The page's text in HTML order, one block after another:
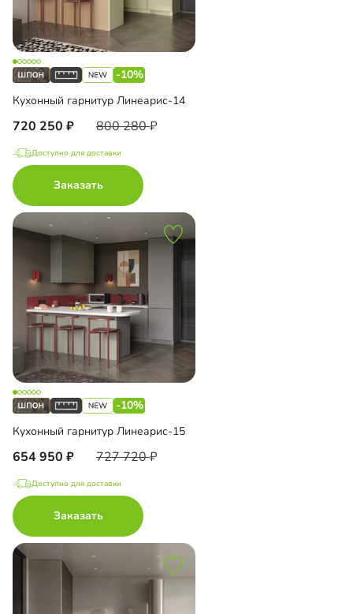
-10%
Кухонный гарнитур Линеарис-14
720 250 800 280
Доступно для доставки
Заказать
-10%
Кухонный гарнитур Линеарис-15
654 950 727 720
Доступно для доставки
Заказать